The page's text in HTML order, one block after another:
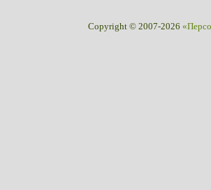
Copyright © 2007-2026